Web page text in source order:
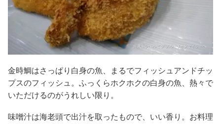
金時鯛はさっぱり白身の魚、まるでフィッシュアンドチッ
プスのフィッシュ。ふっくらホクホクの白身の魚、熱々で
いただけるのがうれしい限り。
味噌汁は海老頭で出汁を取ったもので、いい香り。お料理